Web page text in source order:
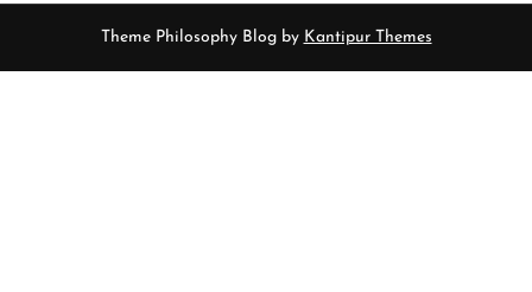
Theme Philosophy Blog by Kantipur Themes